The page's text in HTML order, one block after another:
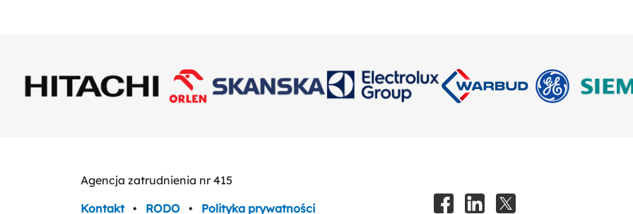
Agencja zatrudnienia nr 415
Kontakt • RODO • Polityka prywatności